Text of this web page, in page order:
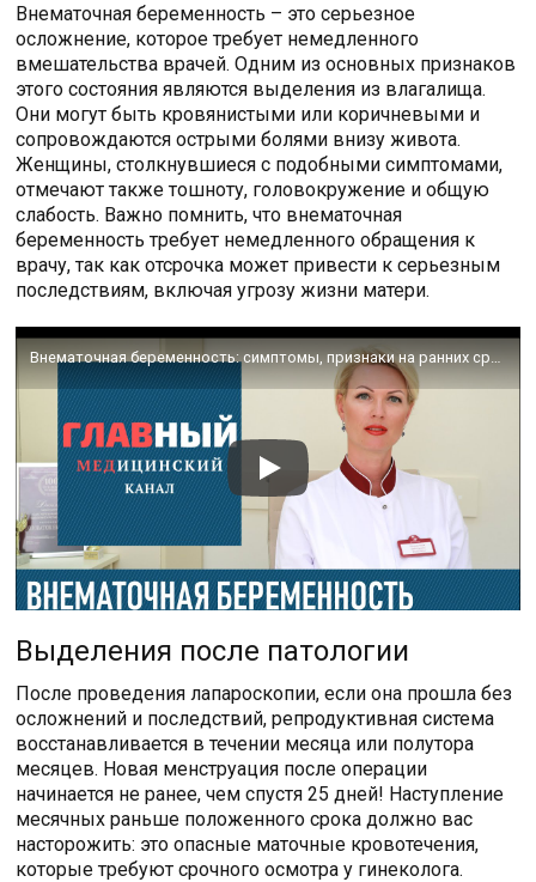
Внематочная беременность – это серьезное
осложнение, которое требует немедленного
вмешательства врачей. Одним из основных признаков
этого состояния являются выделения из влагалища.
Они могут быть кровянистыми или коричневыми и
сопровождаются острыми болями внизу живота.
Женщины, столкнувшиеся с подобными симптомами,
отмечают также тошноту, головокружение и общую
слабость. Важно помнить, что внематочная
беременность требует немедленного обращения к
врачу, так как отсрочка может привести к серьезным
последствиям, включая угрозу жизни матери.
Выделения после патологии
После проведения лапароскопии, если она прошла без
осложнений и последствий, репродуктивная система
восстанавливается в течении месяца или полутора
месяцев. Новая менструация после операции
начинается не ранее, чем спустя 25 дней! Наступление
месячных раньше положенного срока должно вас
насторожить: это опасные маточные кровотечения,
которые требуют срочного осмотра у гинеколога.